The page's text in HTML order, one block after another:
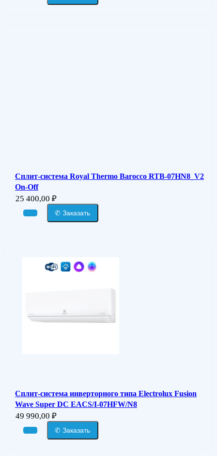
Сплит-система Royal Thermo Barocco RTB-07HN8_V2
On-Off
25 400,00 ₽
✆ Заказать
Сплит-система инверторного типа Electrolux Fusion
Wave Super DC EACS/I-07HFW/N8
49 990,00 ₽
✆ Заказать